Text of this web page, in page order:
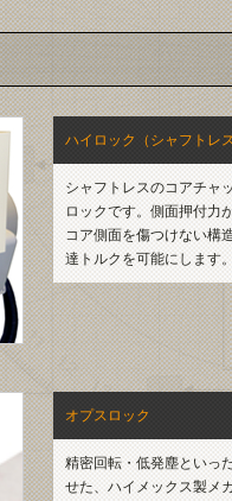
ハイロック（シャフトレ
シャフトレスのコアチャ
ロックです。側面押付力
コア側面を傷つけない構
達トルクを可能にします
オプスロック
精密回転・低発塵といっ
せた、ハイメックス製メ